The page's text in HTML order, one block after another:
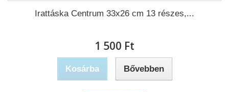
Irattáska Centrum 33x26 cm 13 részes,...
1 500 Ft‎
Kosárba Bővebben